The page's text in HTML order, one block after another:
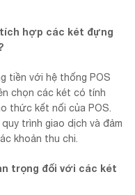
hợp các két đựng
tiền với hệ thống POS
chọn các két có tính
thức kết nối của POS.
trình giao dịch và đảm
khoản thu chi.
trọng đối với các két